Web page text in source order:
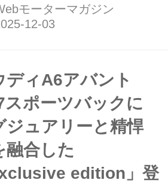
モデルイヤーの開始にあたり、
、Q5、A6 e-tron、Q6 e-tronの
プレミアム プラットフォー
クトリック)とPPC(...
モーターマガジン
ディA6アバント
スポーツバックに
ジュアリーと精悍
融合した
edition」登